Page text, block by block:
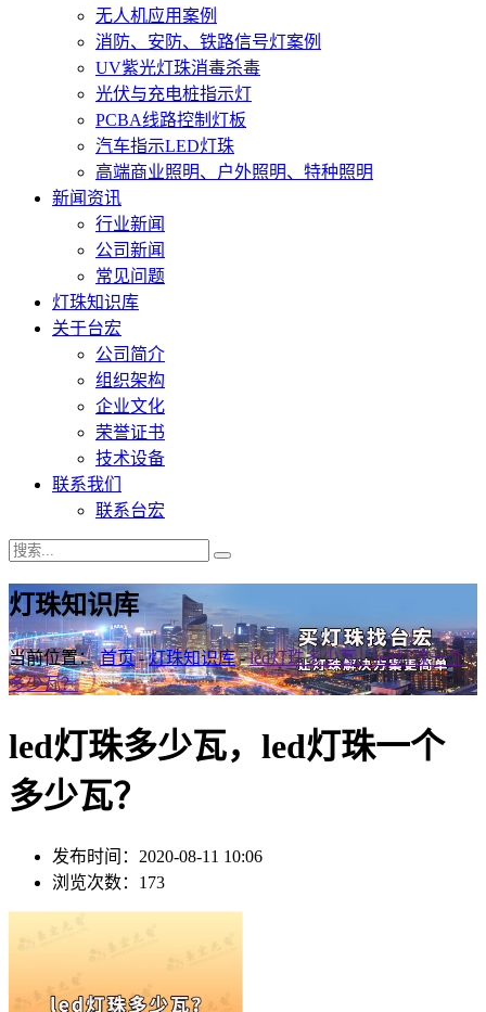
无人机应用案例
消防、安防、铁路信号灯案例
UV紫光灯珠消毒杀毒
光伏与充电桩指示灯
PCBA线路控制灯板
汽车指示LED灯珠
高端商业照明、户外照明、特种照明
新闻资讯
行业新闻
公司新闻
常见问题
灯珠知识库
关于台宏
公司简介
组织架构
企业文化
荣誉证书
技术设备
联系我们
联系台宏
灯珠知识库
当前位置：首页-灯珠知识库-led灯珠多少瓦，led灯珠一个
多少瓦？
led灯珠多少瓦，led灯珠一个
多少瓦？
发布时间：2020-08-11 10:06
浏览次数：173